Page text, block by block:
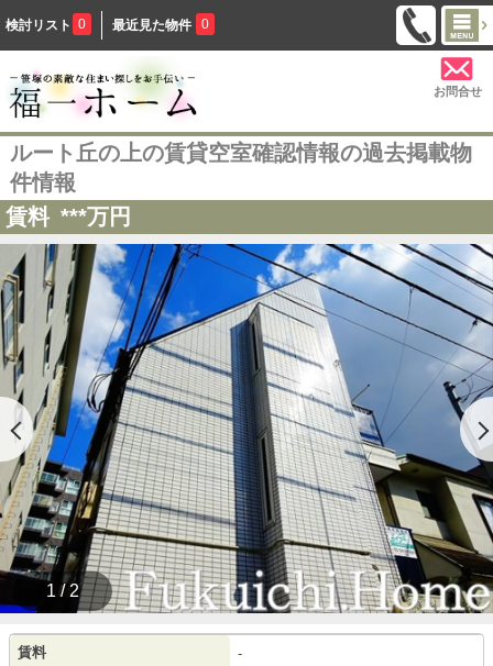
検討リスト 0 最近見た物件 0
お問合せ
ルート丘の上の賃貸空室確認情報の過去掲載物
件情報
賃料 ***万円
1 / 2
賃料 -